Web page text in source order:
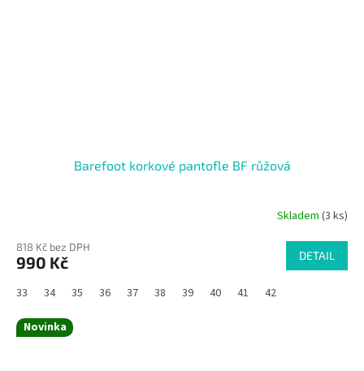
Barefoot korkové pantofle BF růžová
Skladem (3 ks)
818 Kč bez DPH
990 Kč DETAIL
33 34 35 36 37 38 39 40 41 42
Novinka